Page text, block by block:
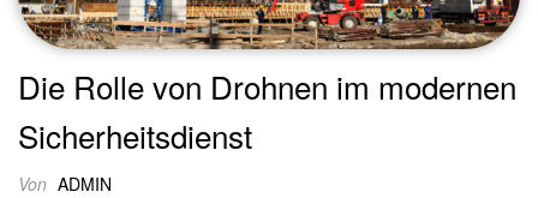
Die Rolle von Drohnen im modernen
Sicherheitsdienst
Von ADMIN